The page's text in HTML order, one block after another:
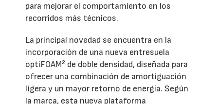
para mejorar el comportamiento en los
recorridos más técnicos.
La principal novedad se encuentra en la
incorporación de una nueva entresuela
optiFOAM² de doble densidad, diseñada para
ofrecer una combinación de amortiguación
ligera y un mayor retorno de energía. Según
la marca, esta nueva plataforma